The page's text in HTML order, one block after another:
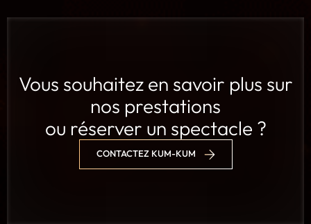
Vous souhaitez en savoir plus sur
nos prestations
ou réserver un spectacle ?
CONTACTEZ KUM-KUM